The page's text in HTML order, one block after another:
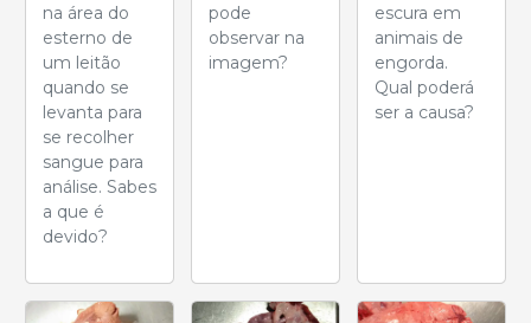
na área do
esterno de
um leitão
quando se
levanta para
se recolher
sangue para
análise. Sabes
a que é
devido?
pode
observar na
imagem?
escura em
animais de
engorda.
Qual poderá
ser a causa?